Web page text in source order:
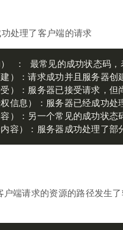
处理了客户端的请求
内容）：服务器成功处理了
端请求的资源的路径发生